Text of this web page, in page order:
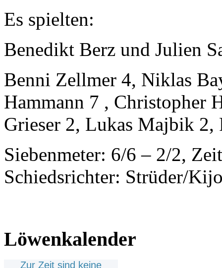
Es spielten:
Benedikt Berz und Julien
Benni Zellmer 4, Niklas
Hammann 7 , Christopher
Grieser 2, Lukas Majbik
Siebenmeter: 6/6 – 2/2,
Schiedsrichter: Strüder/
Löwenkalender